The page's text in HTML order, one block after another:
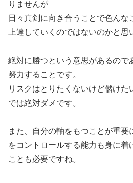
りませんが
日々真剣に向き合うことで色んな
上達していくのではないのかと思
絶対に勝つという意思があるので
努力することです。
リスクはとりたくないけど儲けた
では絶対ダメです。
また、自分の軸をもつことが重要
をコントロールする能力も身に着
ことも必要ですね。